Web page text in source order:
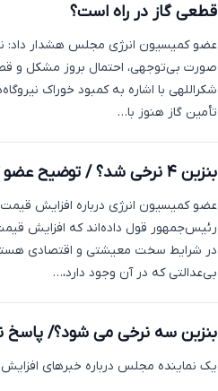
قطعی گاز در راه است؟
عضو کمیسیون انرژی مجلس هشدار داد:
صورت بی‌توجهی، احتمال بروز مشکل و
شکراللهی با اشاره به کمبود خوراک
تأمین گاز هنوز با…
بنزین ۴ نرخی شد؟ / توضیح عضو کمیسیون انرژی مجلس
عضو کمیسیون انرژی درباره افزایش قیمت
رئیس‌جمهور قول داده‌اند که افزایش
در شرایط سخت معیشتی و اقتصادی
بی‌عدالتی که در آن وجود دارد،…
بنزین سه نرخی می شود؟/ پاسخ
یک نماینده مجلس درباره خبرهای